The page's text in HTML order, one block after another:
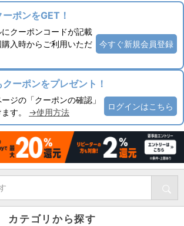
ポンをGET！
クーポンコードが記載
入時からご利用いただ
今すぐ新規会員登録
ーポンをプレゼント！
ジの「クーポンの確認」
す。 →使用方法
ログインはこちら
カテゴリから探す